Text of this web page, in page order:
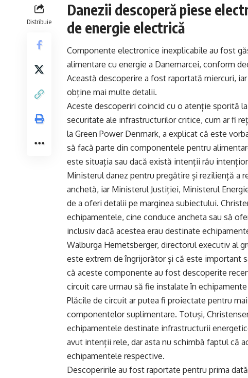
Distribuie
Danezii descoperă piese
de energie electrică
Componente electronice inexplicabile au fost
alimentare cu energie a Danemarcei, conform
Această descoperire a fost raportată miercuri,
obține mai multe detalii.
Aceste descoperiri coincid cu o atenție sporită
securitate ale infrastructurilor critice, cum ar fi
la Green Power Denmark, a explicat că este
să facă parte din componentele pentru
este situația sau dacă există intenții rău
Ministerul danez pentru pregătire și reziliență a
anchetă, iar Ministerul Justiției, Ministerul
de a oferi detalii pe marginea subiectului.
echipamentele, cine conduce ancheta sau să
inclusiv dacă acestea erau destinate
Walburga Hemetsberger, directorul executiv al
este extrem de îngrijorător și că este important
că aceste componente au fost descoperite
circuit care urmau să fie instalate în
Plăcile de circuit ar putea fi proiectate pentru
componentelor suplimentare. Totuși,
echipamentele destinate infrastructurii
avut intenții rele, dar asta nu schimbă faptul că
echipamentele respective.
Descoperirile au fost raportate pentru prima